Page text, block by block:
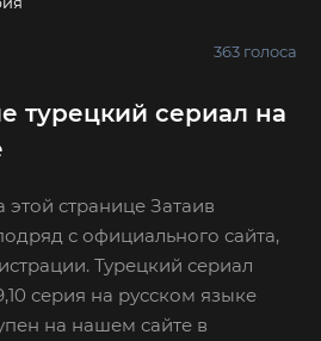
363 голоса
турецкий сериал на
этой странице Затаив
с официального сайта,
Турецкий сериал
серия на русском языке
на нашем сайте в